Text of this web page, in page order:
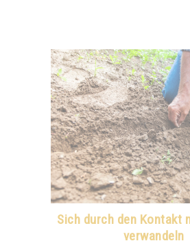
Sich durch den Kontakt
verwandeln